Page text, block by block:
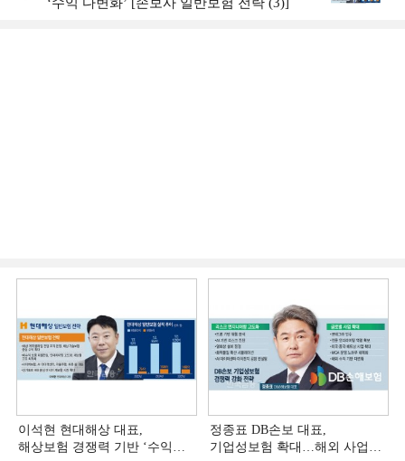
‘수익 다변화ʼ [손보사 일반보험 전략 (3)]
이석현 현대해상 대표,
해상보험 경쟁력 기반 ‘수익
정종표 DB손보 대표,
기업성보험 확대…해외 사업